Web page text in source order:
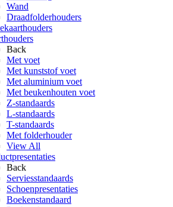
Wand
Draadfolderhouders
Back
Met voet
Met kunststof voet
Met aluminium voet
Met beukenhouten voet
Z-standaards
L-standaards
T-standaards
Met folderhouder
View All
Back
Serviesstandaards
Schoenpresentaties
Boekenstandaard